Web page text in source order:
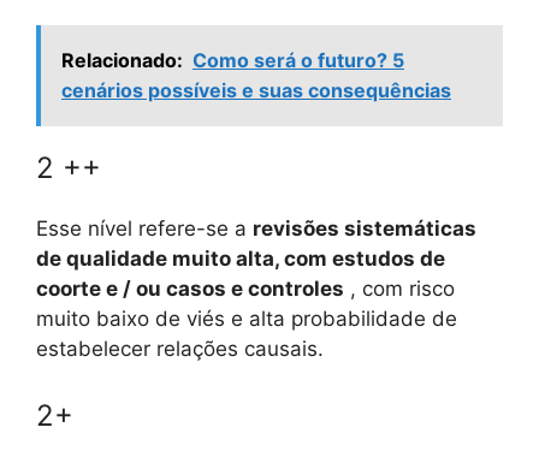
Relacionado: Como será o futuro? 5
cenários possíveis e suas consequências
2 ++
Esse nível refere-se a revisões sistemáticas
de qualidade muito alta, com estudos de
coorte e / ou casos e controles , com risco
muito baixo de viés e alta probabilidade de
estabelecer relações causais.
2+